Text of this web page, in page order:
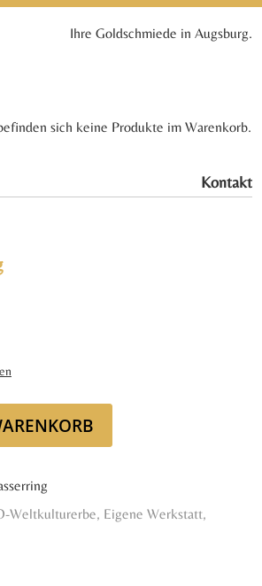
sich keine Produkte im Warenkorb.
Ihre Goldschmiede in Augsburg.
Kontakt
Weltkulturerbe, Eigene Werkstatt,